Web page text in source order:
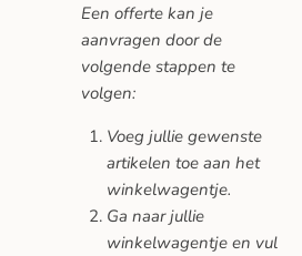
Een offerte kan je
aanvragen door de
volgende stappen te
volgen:
Voeg jullie gewenste
artikelen toe aan het
winkelwagentje.
Ga naar jullie
winkelwagentje en vul